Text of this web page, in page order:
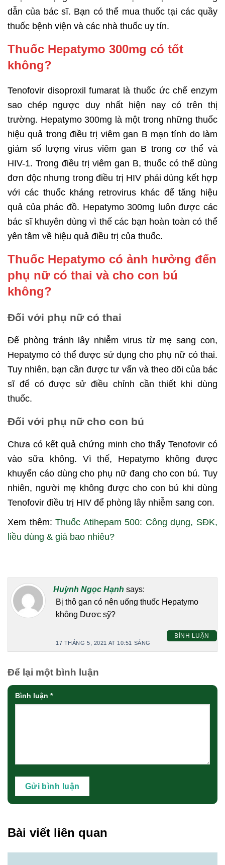
dẫn của bác sĩ. Bạn có thể mua thuốc tại các quầy
thuốc bệnh viện và các nhà thuốc uy tín.
Thuốc Hepatymo 300mg có tốt
không?
Tenofovir disoproxil fumarat là thuốc ức chế enzym
sao chép ngược duy nhất hiện nay có trên thị
trường. Hepatymo 300mg là một trong những thuốc
hiệu quả trong điều trị viêm gan B mạn tính do làm
giảm số lượng virus viêm gan B trong cơ thể và
HIV-1. Trong điều trị viêm gan B, thuốc có thể dùng
đơn độc nhưng trong điều trị HIV phải dùng kết hợp
với các thuốc kháng retrovirus khác để tăng hiệu
quả của phác đồ. Hepatymo 300mg luôn được các
bác sĩ khuyên dùng vì thế các bạn hoàn toàn có thể
yên tâm về hiệu quả điều trị của thuốc.
Thuốc Hepatymo có ảnh hưởng đến
phụ nữ có thai và cho con bú
không?
Đối với phụ nữ có thai
Để phòng tránh lây nhiễm virus từ mẹ sang con,
Hepatymo có thể được sử dụng cho phụ nữ có thai.
Tuy nhiên, bạn cần được tư vấn và theo dõi của bác
sĩ để có được sử điều chỉnh cần thiết khi dùng
thuốc.
Đối với phụ nữ cho con bú
Chưa có kết quả chứng minh cho thấy Tenofovir có
vào sữa không. Vì thế, Hepatymo không được
khuyến cáo dùng cho phụ nữ đang cho con bú. Tuy
nhiên, người mẹ không được cho con bú khi dùng
Tenofovir điều trị HIV để phòng lây nhiễm sang con.
Xem thêm:Thuốc Atihepam 500: Công dụng, SĐK,
liều dùng & giá bao nhiêu?
Huỳnh Ngọc Hạnh says:
Bị thô gan có nên uống thuốc Hepatymo
không Dược sỹ?
17 THÁNG 5, 2021 AT 10:51 SÁNG
BÌNH LUẬN
Để lại một bình luận
Bình luận *
Bài viết liên quan